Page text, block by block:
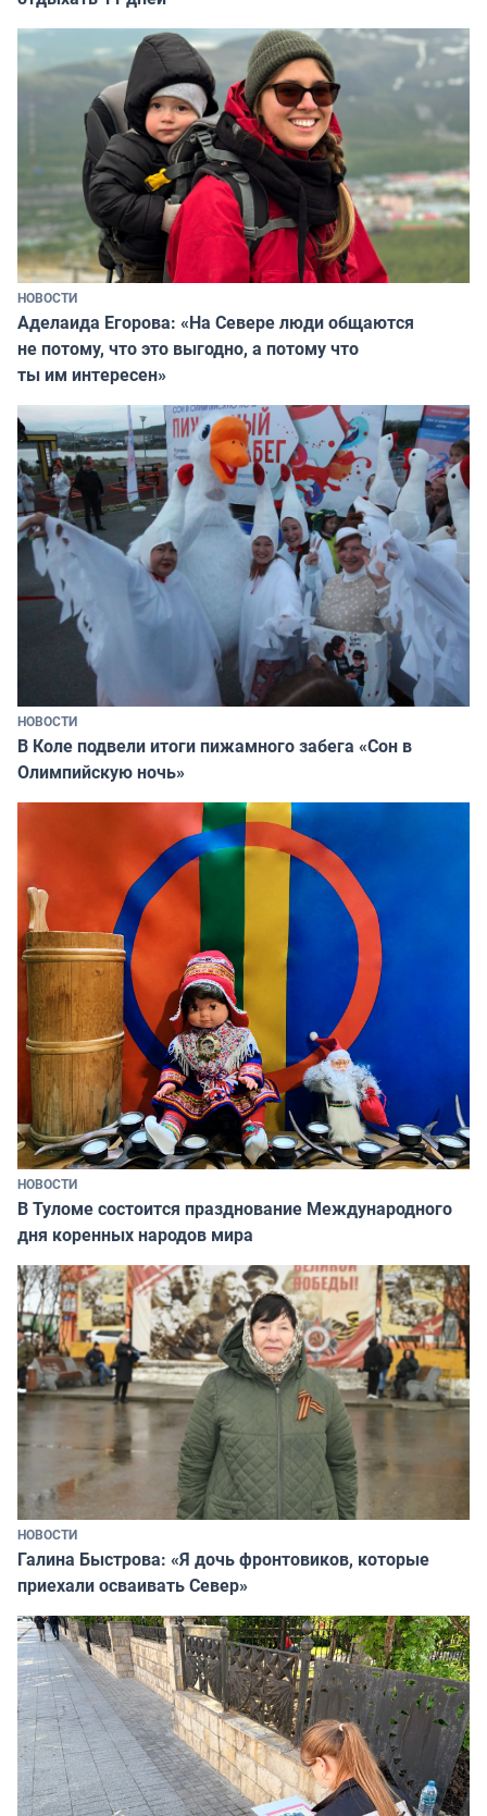
НОВОСТИ
Аделаида Егорова: «На Севере люди общаются
не потому, что это выгодно, а потому что
ты им интересен»
НОВОСТИ
В Коле подвели итоги пижамного забега «Сон в
Олимпийскую ночь»
НОВОСТИ
В Туломе состоится празднование Международного
дня коренных народов мира
НОВОСТИ
Галина Быстрова: «Я дочь фронтовиков, которые
приехали осваивать Север»